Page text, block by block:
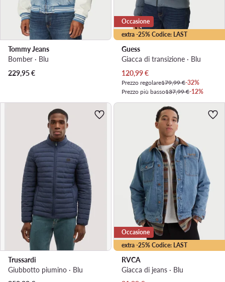
Tommy Jeans
Bomber · Blu
229,95€
extra -25% Codice: LAST
Occasione
Guess
Giacca di transizione · Blu
Prezzo attuale
120,99€
Prezzo regolare179,99 €-32%
Prezzo più basso137,99 €-12%
Trussardi
Giubbotto piumino · Blu
extra -25% Codice: LAST
Occasione
RVCA
Giacca di jeans · Blu